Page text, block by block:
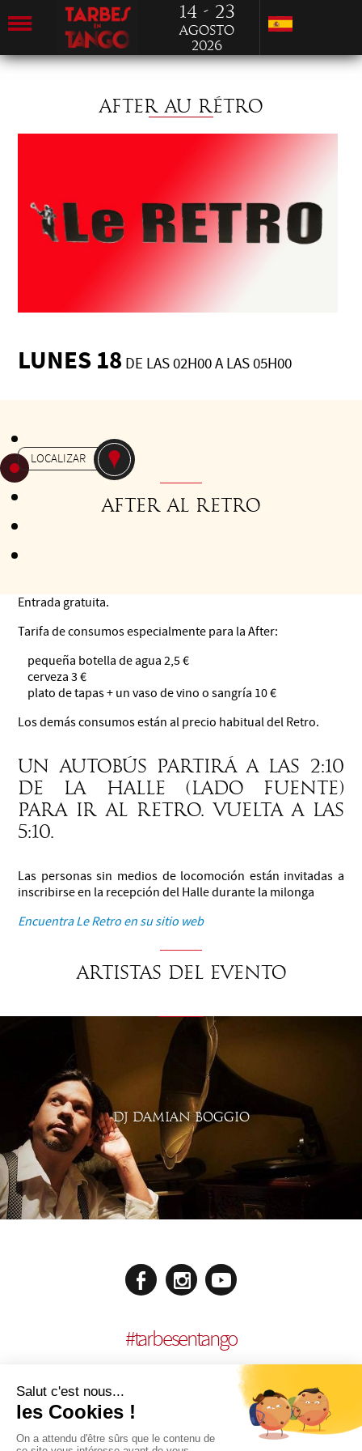
14 - 23
Agosto
2026
AFTER AU RÉTRO
LUNES 18 DE LAS 02H00 A LAS 05H00
LOCALIZAR
AFTER AL RETRO
Entrada gratuita.
Tarifa de consumos especialmente para la After:
pequeña botella de agua 2,5 €
cerveza 3 €
plato de tapas + un vaso de vino o sangría 10 €
Los demás consumos están al precio habitual del Retro.
un autobús partirá a las 2:10
de la Halle (lado Fuente)
para ir al retro. vuelta a las
5:10.
Las personas sin medios de locomoción están invitadas a
inscribirse en la recepción del Halle durante la milonga
Encuentra Le Retro en su sitio web
Artistas del evento
DJ DAMIAN BOGGIO
#tarbesentango